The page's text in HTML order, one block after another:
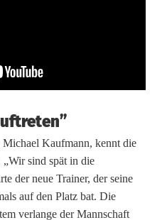
Kaufmann, kennt die
sind spät in die
der neue Trainer, der seine
auf den Platz bat. Die
verlange der Mannschaft